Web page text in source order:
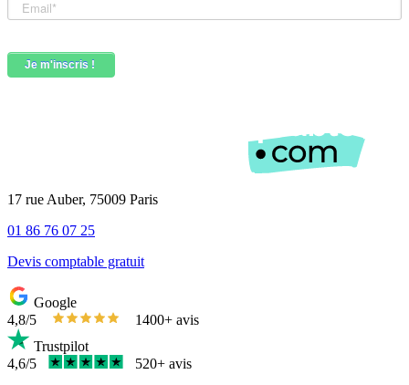
17 rue Auber, 75009 Paris
01 86 76 07 25
Devis comptable gratuit
Google
4,8/5
1400+ avis
Trustpilot
4,6/5
520+ avis